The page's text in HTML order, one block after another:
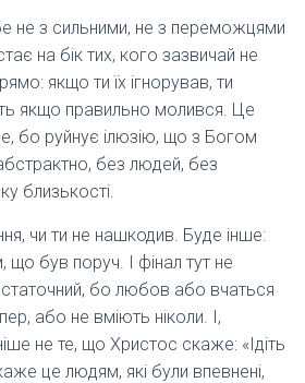
не з сильними, не з переможцями
на бік тих, кого зазвичай не
якщо ти їх ігнорував, ти
якщо правильно молився. Це
бо руйнує ілюзію, що з Богом
без людей, без
близькості.
чи ти не нашкодив. Буде інше:
що був поруч. І фінал тут не
остаточний, бо любов або вчаться
або не вміють ніколи. І,
не те, що Христос скаже: «Ідіть
це людям, які були впевнені,